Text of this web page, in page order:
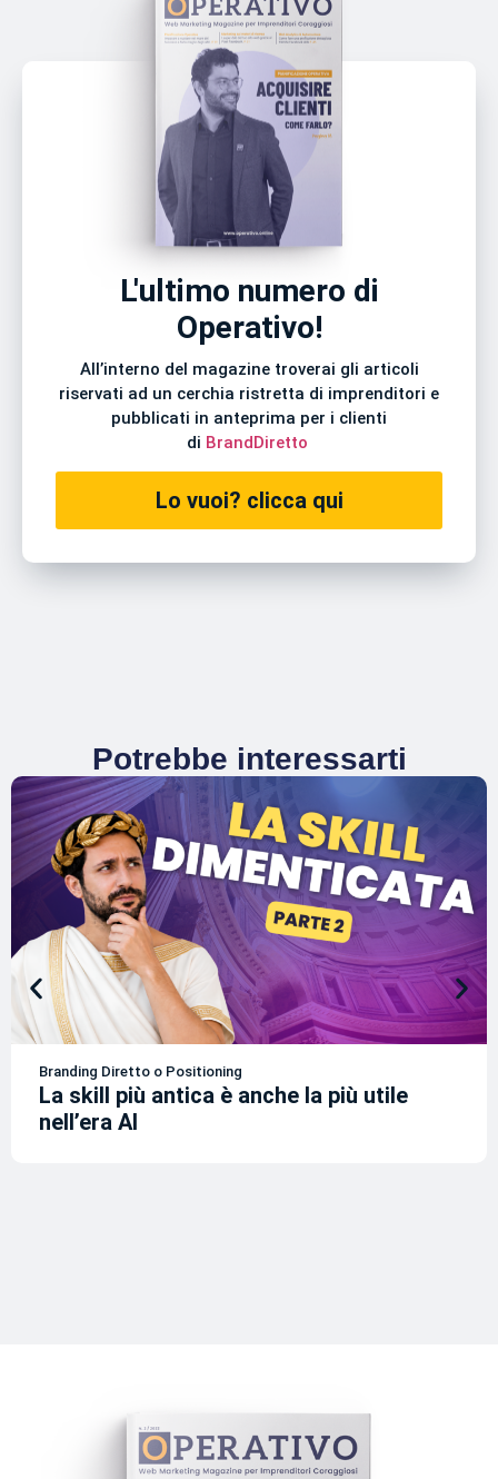
L'ultimo numero di
Operativo!
All’interno del magazine troverai gli articoli
riservati ad un cerchia ristretta di imprenditori e
pubblicati in anteprima per i clienti
di BrandDiretto
Lo vuoi? clicca qui
Potrebbe interessarti
Branding Diretto o Positioning
La skill più antica è anche la più utile
nell’era AI